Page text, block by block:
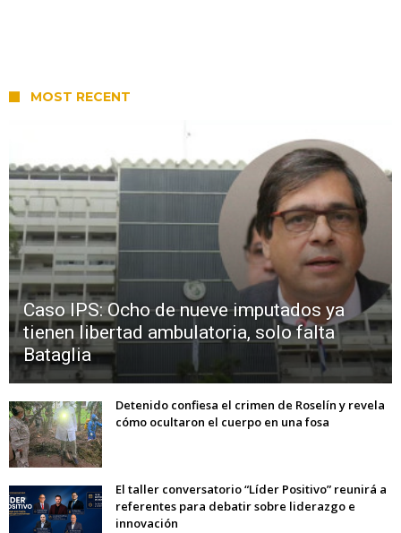
MOST RECENT
Caso IPS: Ocho de nueve imputados ya
tienen libertad ambulatoria, solo falta
Bataglia
Detenido confiesa el crimen de Roselín y revela
cómo ocultaron el cuerpo en una fosa
El taller conversatorio “Líder Positivo” reunirá a
referentes para debatir sobre liderazgo e
innovación